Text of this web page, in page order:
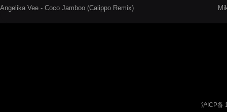
Angelika Vee - Coco Jamboo (Calippo Remix)
沪ICP备